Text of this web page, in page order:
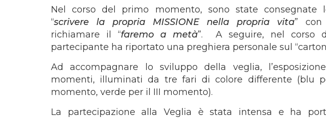
Nel corso del primo momento, sono state consegnate
“scrivere la propria MISSIONE nella propria vita” con
richiamare il “faremo a metà”. A seguire, nel corso
partecipante ha riportato una preghiera personale sul
Ad accompagnare lo sviluppo della veglia,
momenti, illuminati da tre fari di colore differente (blu
momento, verde per il III momento).
La partecipazione alla Veglia è stata intensa e ha